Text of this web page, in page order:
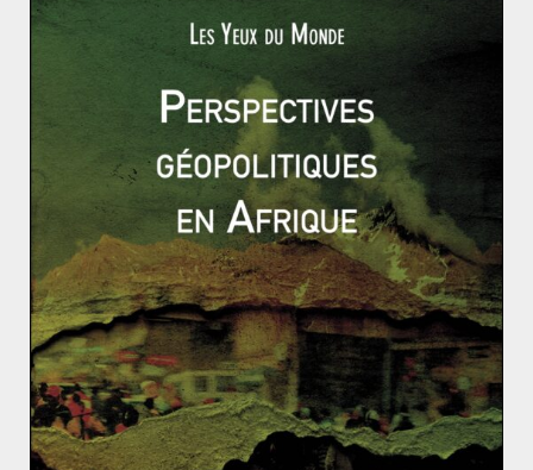
externes. Depuis 2012, la croissance du pays a
fortement ralentie (-2,5% du PIB) et l’inflation est en
forte hausse (30% par an). De même le peso s’est
notablement affaissé face au dollar et deux taux de
change existent dans le pays : un officiel et celui du
marché noir avec une différence de presque 60%. Cette
situation est notamment liée au manque diversification
des activités du pays qui a connu une forte croissance
portée par les exportations de matières premières.A
cela s’ajoute les récents soupçons de corruption
concernant la Présidente C. Kirchner, le Vice-Président
Boudou et d’autres officiels. La dénonciation des fonds
vautours permet ainsi, tout comme plus récemment la
question des Malouines, de détourner l’attention.
Si en cas de nouvelle faillite, les conséquences seraient